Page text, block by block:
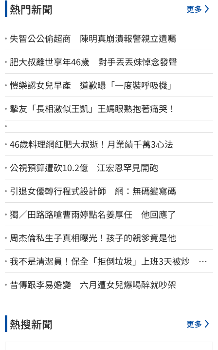
熱門新聞 更多
失智公公偷超商 陳明真崩潰報警親立遺囑
肥大叔離世享年46歲 對手丟丟妹悼念發聲
愷樂認女兒早產 道歉曝「一度裝呼吸機」
摯友「長相激似王凱」王媽眼熟抱著痛哭！
46歲料理網紅肥大叔逝！月業績千萬3心法
公視預算遭砍10.2億 江宏恩罕見開砲
引退女優轉行程式設計師 網：無碼變寫碼
獨／田路路嗆曹雨婷點名姜厚任 他回應了
周杰倫私生子真相曝光！孩子的親爹竟是他
我不是清潔員！保全「拒倒垃圾」上班3天被炒 找
法院討公道結果出爐
昔傳跟李易婚變 六月遭女兒爆喝醉就吵架
熱搜新聞 更多